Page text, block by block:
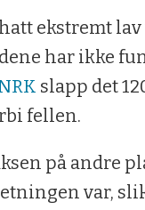
ekstremt
har ikke
slapp det
fellen.
på andre
var,